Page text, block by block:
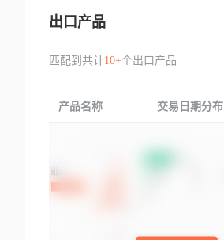
出口产品
匹配到共计10+个出口产品
产品名称 交易日期分布